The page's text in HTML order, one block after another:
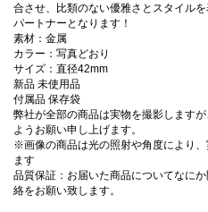
合させ、比類のない優雅さとスタイル
パートナーとなります！
素材：金属
カラー：写真どおり
サイズ：直径42mm
新品 未使用品
付属品 保存袋
弊社が全部の商品は実物を撮影します
ようお願い申し上げます。
※画像の商品は光の照射や角度により
ます
品質保証：お届いた商品についてなに
絡をお願い致します。